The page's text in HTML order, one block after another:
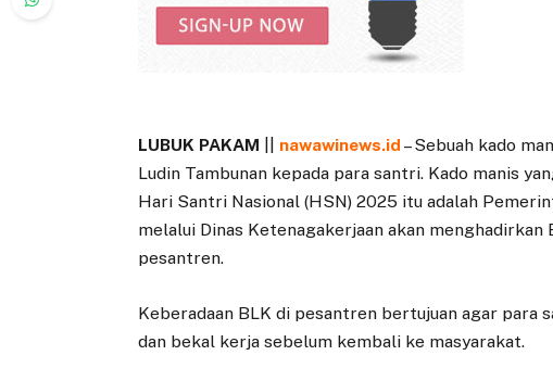
LUBUK PAKAM nawawinews.id – Sebuah kado
Ludin Tambunan kepada para santri. Kado manis
Hari Santri Nasional (HSN) 2025 itu adalah
melalui Dinas Ketenagakerjaan akan
pesantren.
Keberadaan BLK di pesantren ‎bertujuan agar
dan bekal kerja sebelum kembali ke masyarakat.